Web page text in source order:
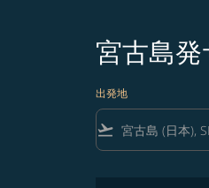
宮古島
出発地
flight_takeoff